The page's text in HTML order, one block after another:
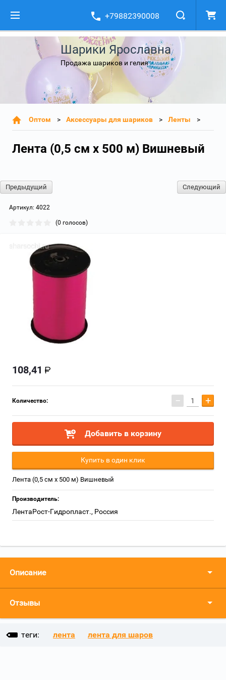
+79882390008
Шарики Ярославна
Продажа шариков и гелия
Оптом Аксессуары для шариков Ленты
Лента (0,5 см х 500 м) Вишневый
Предыдущий Следующий
Артикул: 4022
(0 голосов)
108,41
Количество: − +
Добавить в корзину
Купить в один клик
Лента (0,5 см х 500 м) Вишневый
Производитель:
ЛентаРост-Гидропласт., Россия
Описание
Отзывы
теги: лента лента для шаров